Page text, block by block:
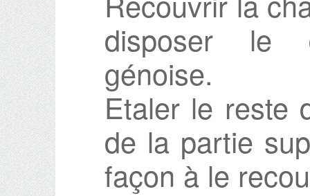
disposer le
génoise.
Etaler le reste
de la partie
façon à le